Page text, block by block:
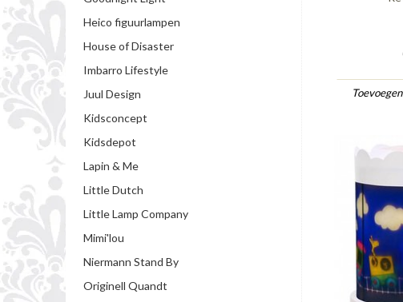
Heico figuurlampen
House of Disaster
Imbarro Lifestyle
Juul Design
Kidsconcept
Kidsdepot
Lapin & Me
Little Dutch
Little Lamp Company
Mimi'lou
Niermann Stand By
Originell Quandt